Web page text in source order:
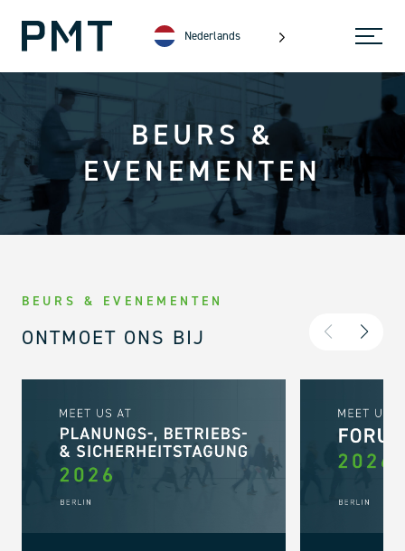
Nederlands
BEURS &
EVENEMENTEN
BEURS & EVENEMENTEN
ONTMOET ONS BIJ